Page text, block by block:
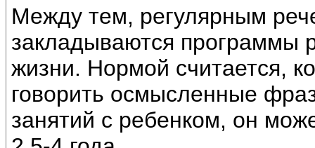
Между тем, регулярным
закладываются программы
жизни. Нормой считается,
говорить осмысленные
занятий с ребенком, он